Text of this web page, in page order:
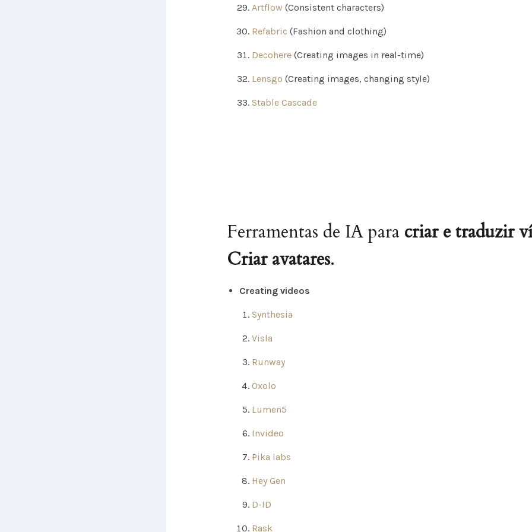
Artflow (Consistent characters)
Refabric (Fashion and clothing)
Decohere(Creating images in real-time)
Lensgo (Creating images, changing style)
Stable Cascade
Ferramentas de IA para criar e traduzir
Criar avatares.
Creating videos
Synthesia
Visla
Runway
Oxolo
Lumen5
Invideo
Pika labs
Hey Gen
D-ID
Rask